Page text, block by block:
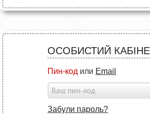
ОСОБИСТИЙ
Пин-код или Email
Забули пароль?